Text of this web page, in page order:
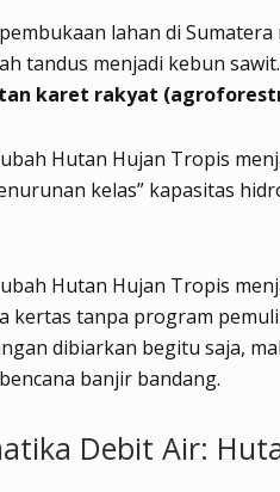
lahan di
tandus menjadi kebun sawit.
karet rakyat
Hutan Hujan Tropis
kelas” kapasitas
Hutan Hujan Tropis
kertas tanpa program
dibiarkan begitu saja,
banjir bandang.
Debit Air: